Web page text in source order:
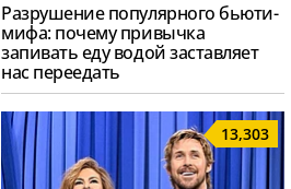
Разрушение популярного бьюти-
мифа: почему привычка
запивать еду водой заставляет
нас переедать
13,303